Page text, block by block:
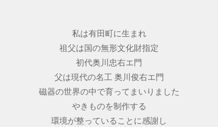
私は有田町に生まれ
祖父は国の無形文化財指定
初代奥川忠右エ門
父は現代の名工 奥川俊右エ門
磁器の世界の中で育ってまいりました
やきものを制作する
環境が整っていることに感謝し